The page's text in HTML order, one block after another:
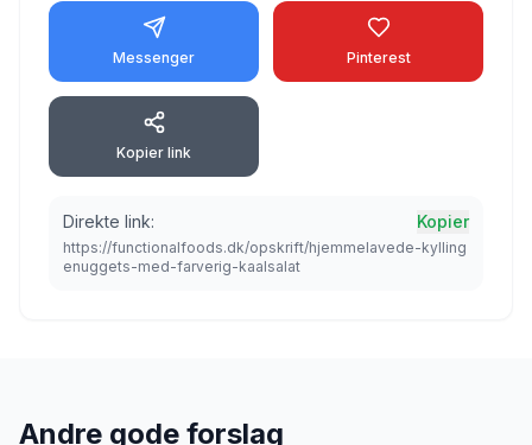
Messenger Pinterest
Kopier link
Direkte link: Kopier
https://functionalfoods.dk/opskrift/hjemmelavede-kylling
enuggets-med-farverig-kaalsalat
Andre gode forslag